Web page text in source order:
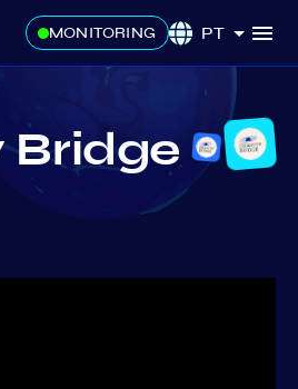
MONITORING PT
Bridge